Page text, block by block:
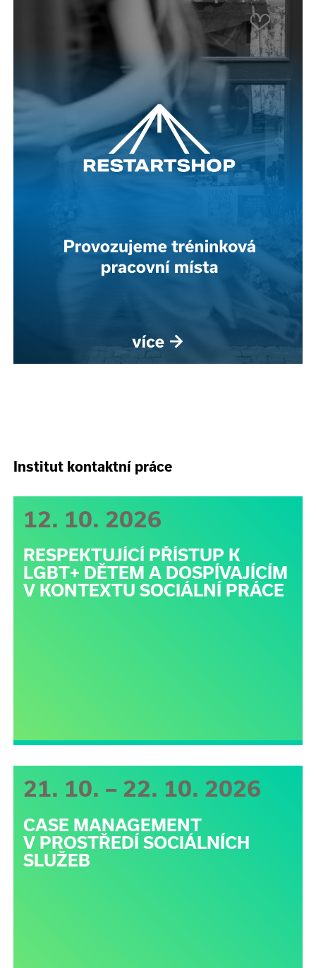
Institut kontaktní práce
12. 10. 2026
RESPEKTUJÍCÍ PŘÍSTUP K
LGBT+ DĚTEM A DOSPÍVAJÍCÍM
V KONTEXTU SOCIÁLNÍ PRÁCE
21. 10. – 22. 10. 2026
CASE MANAGEMENT
V PROSTŘEDÍ SOCIÁLNÍCH
SLUŽEB